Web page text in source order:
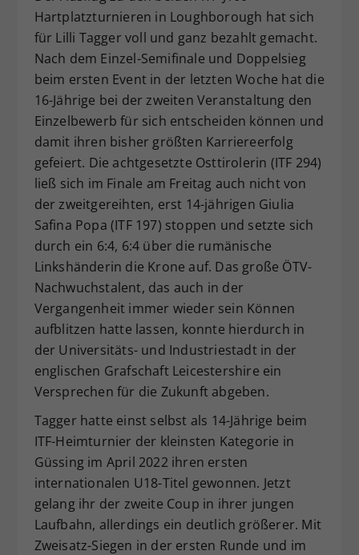
Hartplatzturnieren in Loughborough hat sich
für Lilli Tagger voll und ganz bezahlt gemacht.
Nach dem Einzel-Semifinale und Doppelsieg
beim ersten Event in der letzten Woche hat die
16-Jährige bei der zweiten Veranstaltung den
Einzelbewerb für sich entscheiden können und
damit ihren bisher größten Karriereerfolg
gefeiert. Die achtgesetzte Osttirolerin (ITF 294)
ließ sich im Finale am Freitag auch nicht von
der zweitgereihten, erst 14-jährigen Giulia
Safina Popa (ITF 197) stoppen und setzte sich
durch ein 6:4, 6:4 über die rumänische
Linkshänderin die Krone auf. Das große ÖTV-
Nachwuchstalent, das auch in der
Vergangenheit immer wieder sein Können
aufblitzen hatte lassen, konnte hierdurch in
der Universitäts- und Industriestadt in der
englischen Grafschaft Leicestershire ein
Versprechen für die Zukunft abgeben.
Tagger hatte einst selbst als 14-Jährige beim
ITF-Heimturnier der kleinsten Kategorie in
Güssing im April 2022 ihren ersten
internationalen U18-Titel gewonnen. Jetzt
gelang ihr der zweite Coup in ihrer jungen
Laufbahn, allerdings ein deutlich größerer. Mit
Zweisatz-Siegen in der ersten Runde und im
Zweck
Dieser Wert speichert Ihre Consent-
Einstellungen. Unter anderem eine
zufällig generierte ID, für die
historische Speicherung Ihrer
Webseiten-Betreiber dies eingestellt
hat.